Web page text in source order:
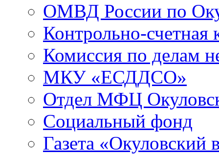
ОМВД России по
Контрольно-счетная
Комиссия по делам
МКУ «ЕСДДСО»
Отдел МФЦ
Социальный фонд
Газета «Окуловский